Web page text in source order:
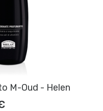
M-Oud - Helen